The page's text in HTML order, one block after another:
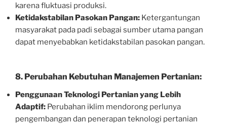
karena fluktuasi produksi.
Ketidakstabilan Pasokan Pangan: Ketergantungan
masyarakat pada padi sebagai sumber utama pangan
dapat menyebabkan ketidakstabilan pasokan pangan.
8. Perubahan Kebutuhan Manajemen Pertanian:
Penggunaan Teknologi Pertanian yang Lebih
Adaptif: Perubahan iklim mendorong perlunya
pengembangan dan penerapan teknologi pertanian